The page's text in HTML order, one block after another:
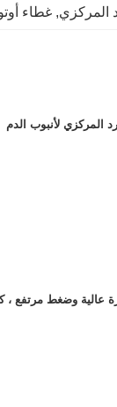
, غطاء
المركزي لأنبوب الدم